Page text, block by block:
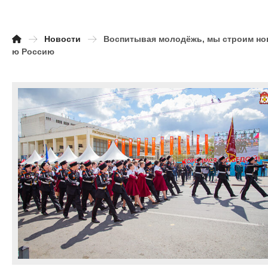
Новости
Воспитывая молодёжь, мы строим
ю Россию